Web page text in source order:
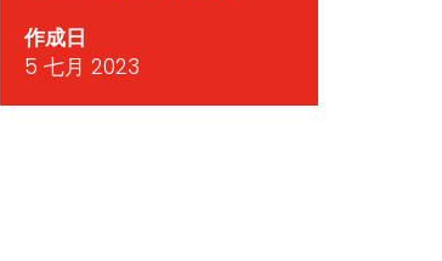
作成日
5 七月 2023